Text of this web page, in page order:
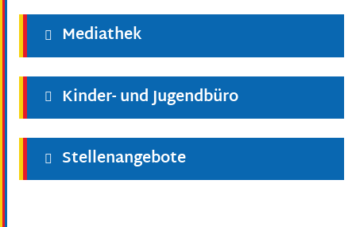
Mediathek
Kinder- und Jugendbüro
Stellenangebote